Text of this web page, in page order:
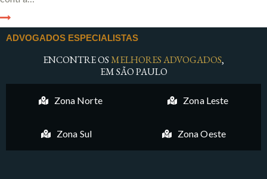
ADVOGADOS ESPECIALISTAS
ENCONTRE OSMELHORES ADVOGADOS,
EM SÃO PAULO
Zona Norte Zona Leste
Zona Sul Zona Oeste